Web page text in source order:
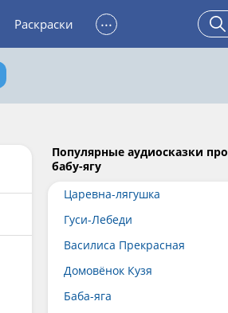
Раскраски ...
Популярные аудиосказки про
бабу-ягу
Царевна-лягушка
Гуси-Лебеди
Василиса Прекрасная
Домовёнок Кузя
Баба-яга